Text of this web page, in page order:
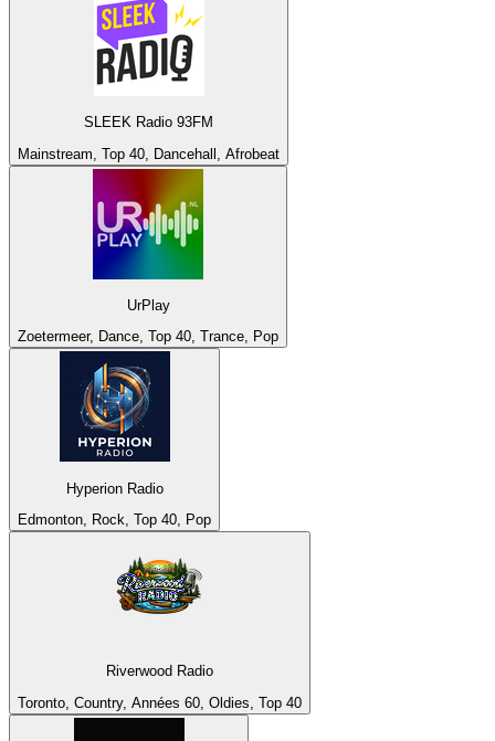
SLEEK Radio 93FM
Mainstream, Top 40, Dancehall, Afrobeat
UrPlay
Zoetermeer, Dance, Top 40, Trance, Pop
Hyperion Radio
Edmonton, Rock, Top 40, Pop
Riverwood Radio
Toronto, Country, Années 60, Oldies, Top 40